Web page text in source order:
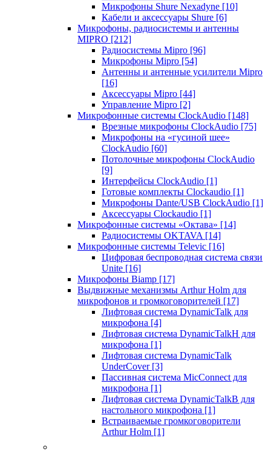
Микрофоны Shure Nexadyne [10]
Кабели и аксессуары Shure [6]
Микрофоны, радиосистемы и антенны
MIPRO [212]
Радиосистемы Mipro [96]
Микрофоны Mipro [54]
Антенны и антенные усилители Mipro
[16]
Аксессуары Mipro [44]
Управление Mipro [2]
Микрофонные системы ClockAudio [148]
Врезные микрофоны ClockAudio [75]
Микрофоны на «гусиной шее»
ClockAudio [60]
Потолочные микрофоны ClockAudio
[9]
Интерфейсы ClockAudio [1]
Готовые комплекты Clockaudio [1]
Микрофоны Dante/USB ClockAudio [1]
Аксессуары Clockaudio [1]
Микрофонные системы «Октава» [14]
Радиосистемы OKTAVA [14]
Микрофонные системы Televic [16]
Цифровая беспроводная система связи
Unite [16]
Микрофоны Biamp [17]
Выдвижные механизмы Arthur Holm для
микрофонов и громкоговорителей [17]
Лифтовая система DynamicTalk для
микрофона [4]
Лифтовая система DynamicTalkH для
микрофона [1]
Лифтовая система DynamicTalk
UnderCover [3]
Пассивная система MicConnect для
микрофона [1]
Лифтовая система DynamicTalkB для
настольного микрофона [1]
Встраиваемые громкоговорители
Arthur Holm [1]